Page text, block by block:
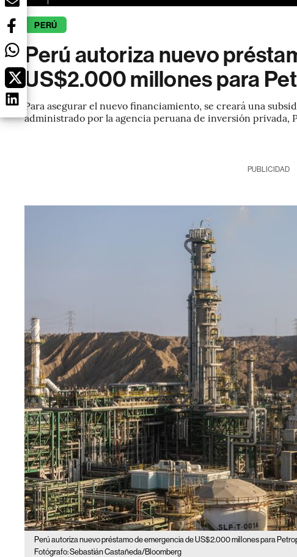
PERÚ
Perú autoriza nuevo
US$2.000 millones para
Para asegurar el nuevo financiamiento, se creará una
administrado por la agencia peruana de inversión privada,
PUBLICIDAD
Perú autoriza nuevo préstamo de emergencia de US$2.000 millones para
Fotógrafo: Sebastián Castañeda/Bloomberg